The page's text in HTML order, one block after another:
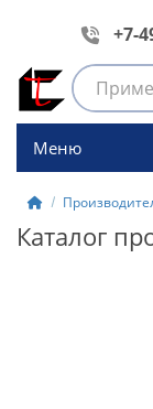
+7-
Меню
Каталог